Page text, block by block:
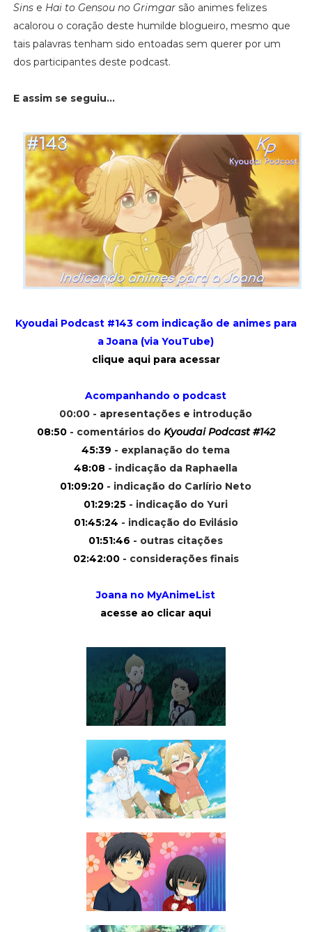
Sinse Hai to Gensou no Grimgarsão animes felizes
acalorou o coração deste humilde blogueiro, mesmo que
tais palavras tenham sido entoadas sem querer por um
dos participantes deste podcast.
E assim se seguiu...
Kyoudai Podcast #143 com indicação de animes para
a Joana (via YouTube)
clique aqui para acessar
Acompanhando o podcast
00:00 - apresentações e introdução
08:50- comentários do Kyoudai Podcast #142
45:39 - explanação do tema
48:08 - indicação da Raphaella
01:09:20 - indicação do Carlírio Neto
01:29:25 - indicação do Yuri
01:45:24 - indicação do Evilásio
01:51:46 - outras citações
02:42:00- considerações finais
Joana no MyAnimeList
acesse ao clicar aqui